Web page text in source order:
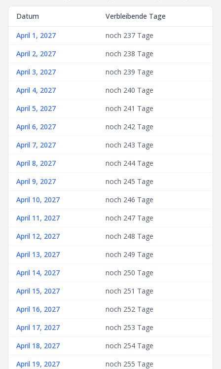
Datum Verbleibende Tage
April 1, 2027
noch 237 Tage
April 2, 2027
noch 238 Tage
April 3, 2027
noch 239 Tage
April 4, 2027
noch 240 Tage
April 5, 2027
noch 241 Tage
April 6, 2027
noch 242 Tage
April 7, 2027
noch 243 Tage
April 8, 2027
noch 244 Tage
April 9, 2027
noch 245 Tage
April 10, 2027
noch 246 Tage
April 11, 2027
noch 247 Tage
April 12, 2027
noch 248 Tage
April 13, 2027
noch 249 Tage
April 14, 2027
noch 250 Tage
April 15, 2027
noch 251 Tage
April 16, 2027
noch 252 Tage
April 17, 2027
noch 253 Tage
April 18, 2027
noch 254 Tage
April 19, 2027
noch 255 Tage